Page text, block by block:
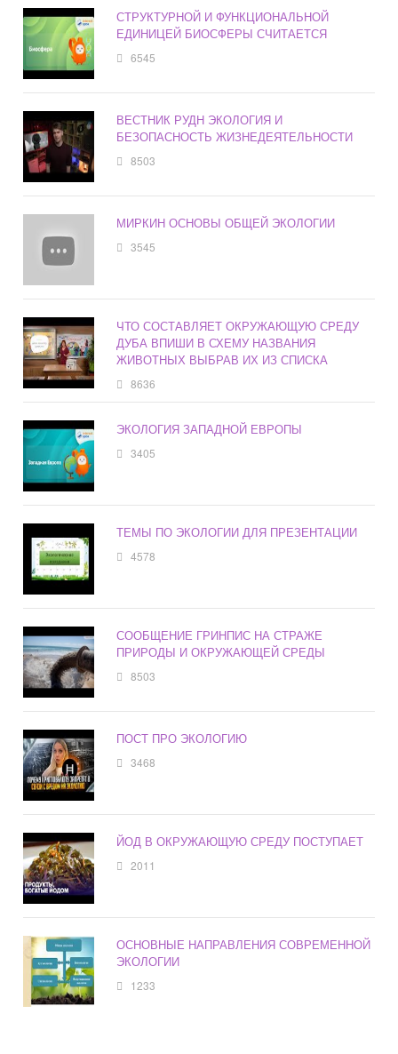
СТРУКТУРНОЙ И ФУНКЦИОНАЛЬНОЙ
ЕДИНИЦЕЙ БИОСФЕРЫ СЧИТАЕТСЯ
6545
ВЕСТНИК РУДН ЭКОЛОГИЯ И
БЕЗОПАСНОСТЬ ЖИЗНЕДЕЯТЕЛЬНОСТИ
8503
МИРКИН ОСНОВЫ ОБЩЕЙ ЭКОЛОГИИ
3545
ЧТО СОСТАВЛЯЕТ ОКРУЖАЮЩУЮ СРЕДУ
ДУБА ВПИШИ В СХЕМУ НАЗВАНИЯ
ЖИВОТНЫХ ВЫБРАВ ИХ ИЗ СПИСКА
8636
ЭКОЛОГИЯ ЗАПАДНОЙ ЕВРОПЫ
3405
ТЕМЫ ПО ЭКОЛОГИИ ДЛЯ ПРЕЗЕНТАЦИИ
4578
СООБЩЕНИЕ ГРИНПИС НА СТРАЖЕ
ПРИРОДЫ И ОКРУЖАЮЩЕЙ СРЕДЫ
8503
ПОСТ ПРО ЭКОЛОГИЮ
3468
ЙОД В ОКРУЖАЮЩУЮ СРЕДУ ПОСТУПАЕТ
2011
ОСНОВНЫЕ НАПРАВЛЕНИЯ СОВРЕМЕННОЙ
ЭКОЛОГИИ
1233